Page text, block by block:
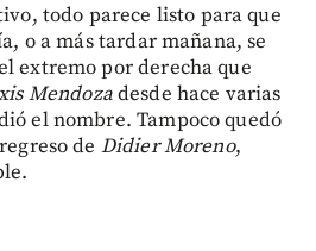
todo parece listo para que
o a más tardar mañana, se
extremo por derecha que
Mendozadesde hace varias
el nombre. Tampoco quedó
de Didier Moreno,